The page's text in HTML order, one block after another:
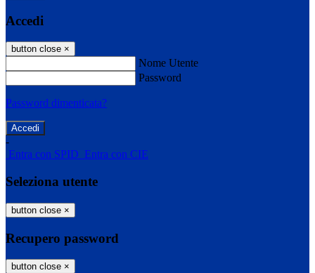
Accedi
button close ×
Nome Utente
Password
Password dimenticata?
-
Entra con SPID Entra con CIE
Seleziona utente
button close ×
Recupero password
button close ×